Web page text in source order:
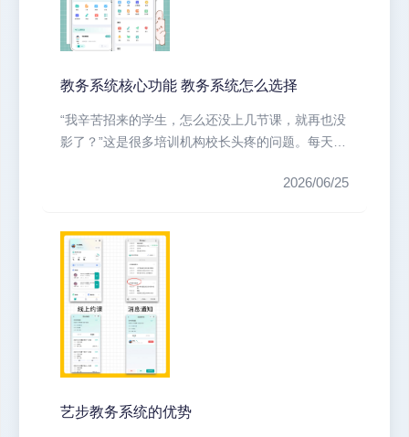
教务系统核心功能 教务系统怎么选择
“我辛苦招来的学生，怎么还没上几节课，就再也没
影了？”这是很多培训机构校长头疼的问题。每天忙
2026/06/25
艺步教务系统的优势